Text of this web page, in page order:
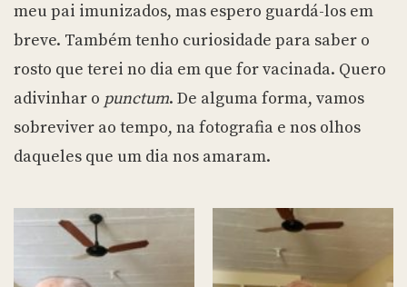
meu pai imunizados, mas espero guardá-los em
breve. Também tenho curiosidade para saber o
rosto que terei no dia em que for vacinada. Quero
adivinhar o punctum. De alguma forma, vamos
sobreviver ao tempo, na fotografia e nos olhos
daqueles que um dia nos amaram.